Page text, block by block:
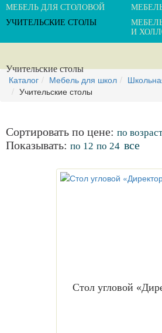
МЕБЕЛЬ ДЛЯ СТОЛОВОЙ
УЧИТЕЛЬСКИЕ СТОЛЫ
И
Учительские столы
Каталог Мебель для школ
Учительские столы
Сортировать по цене: по
Показывать: по 12 по 24 все
Стол угловой